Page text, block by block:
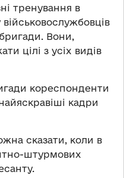
тренування в
Вони,
цілі з усіх видів
кореспонденти
кадри
сказати, коли в
штурмових